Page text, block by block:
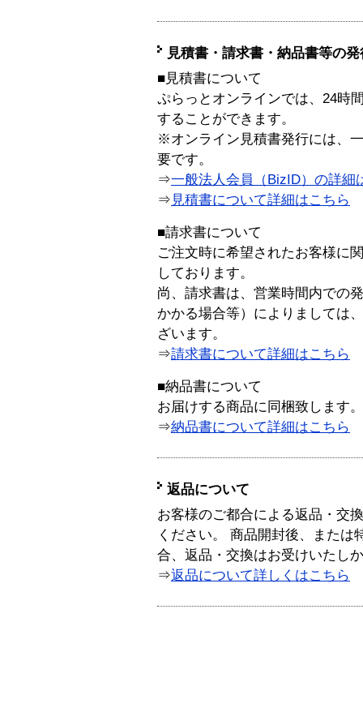
見積書・請求書・納品書等の
■見積書について
ぷらっとオンラインでは、24時
することができます。
※オンライン見積書発行には、
要です。
⇒一般法人会員（BizID）の詳細
⇒ 見積書について詳細はこちら
■請求書について
ご注文時に希望されたお客様に
しております。
尚、請求書は、営業時間内での
かかる場合等）によりましては
ざいます。
⇒請求書について詳細はこちら
■納品書について
お届けする商品に同梱致します。
⇒納品書について詳細はこちら
返品について
お客様のご都合による返品・交
ください。 商品開封後、または
合、返品・交換はお受けいたし
⇒返品について詳しくはこちら